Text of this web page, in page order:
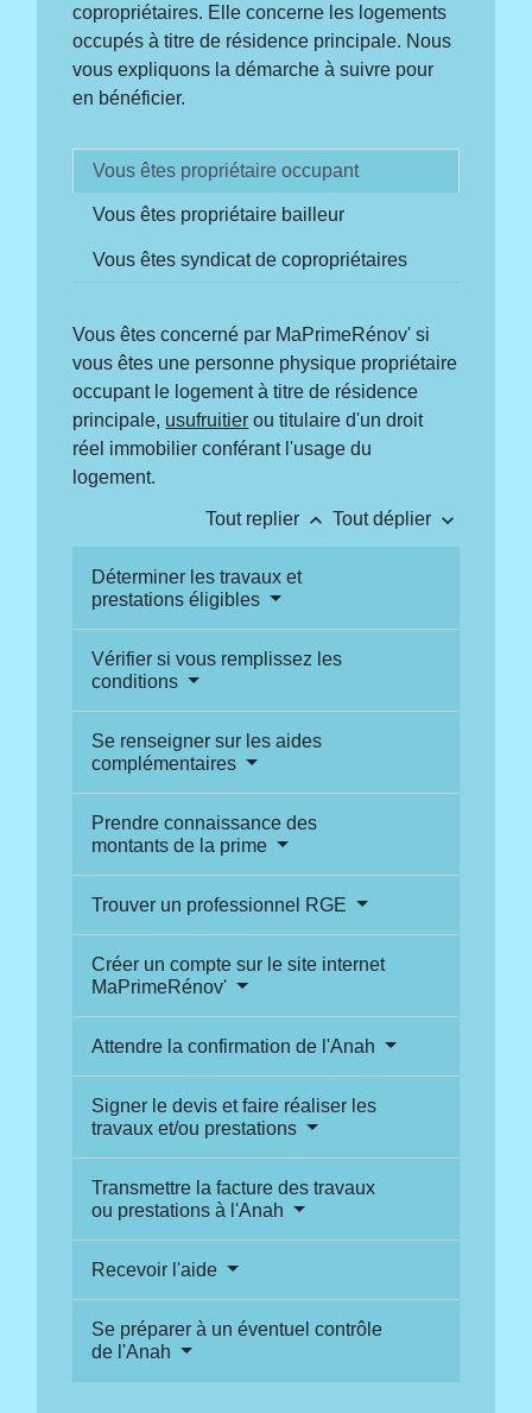
copropriétaires. Elle concerne les logements
occupés à titre de résidence principale. Nous
vous expliquons la démarche à suivre pour
en bénéficier.
Vous êtes propriétaire occupant
Vous êtes propriétaire bailleur
Vous êtes syndicat de copropriétaires
Vous êtes concerné par MaPrimeRénov' si
vous êtes une personne physique propriétaire
occupant le logement à titre de résidence
principale, usufruitier ou titulaire d'un droit
réel immobilier conférant l'usage du
logement.
Tout replier keyboard_arrow_up Tout déplier keyboard_arrow_down
Déterminer les travaux et
prestations éligibles
Vérifier si vous remplissez les
conditions
Se renseigner sur les aides
complémentaires
Prendre connaissance des
montants de la prime
Trouver un professionnel RGE
Créer un compte sur le site internet
MaPrimeRénov'
Attendre la confirmation de l'Anah
Signer le devis et faire réaliser les
travaux et/ou prestations
Transmettre la facture des travaux
ou prestations à l'Anah
Recevoir l'aide
Se préparer à un éventuel contrôle
de l'Anah